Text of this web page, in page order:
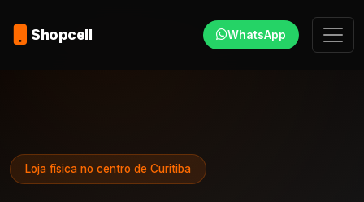
Shopcell WhatsApp
Loja física no centro de Curitiba